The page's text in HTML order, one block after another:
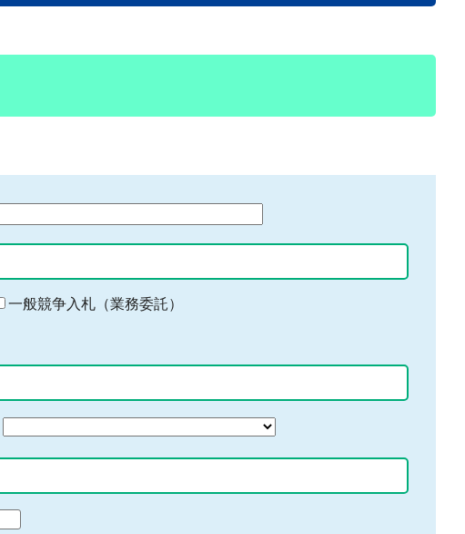
一般競争入札（業務委託）